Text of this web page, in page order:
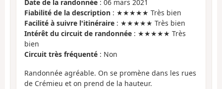
Date de la randonnée : 06 mars 2021
Fiabilité de la description : ★★★★★ Très bien
Facilité à suivre l'itinéraire : ★★★★★ Très bien
Intérêt du circuit de randonnée : ★★★★★ Très
bien
Circuit très fréquenté : Non
Randonnée agréable. On se promène dans les rues
de Crémieu et on prend de la hauteur.